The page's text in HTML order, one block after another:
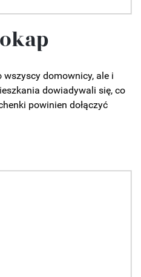
wszyscy domownicy, ale i
dowiadywali się, co
powinien dołączyć